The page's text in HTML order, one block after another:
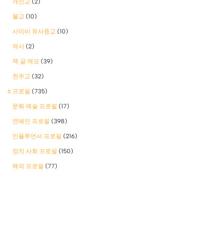
불교 (10)
사이비 유사종교 (10)
역사 (2)
책 글 메모 (39)
천주교 (32)
6 프로필 (735)
문화 예술 프로필 (17)
연예인 프로필 (398)
인플루언서 프로필 (216)
정치 사회 프로필 (150)
해외 프로필 (77)